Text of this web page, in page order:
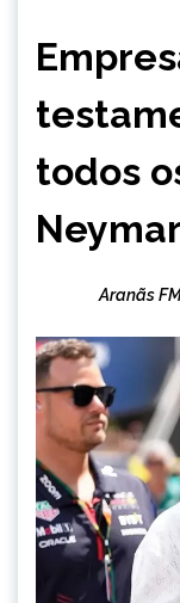
NOTÍCIAS
todos
Neymar
Aranãs